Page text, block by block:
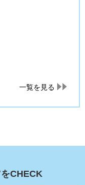
一覧を見る
CHECK